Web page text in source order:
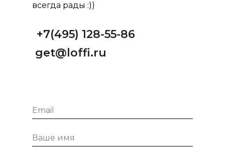
всегда рады :))
+7(495) 128-55-86
get@loffi.ru